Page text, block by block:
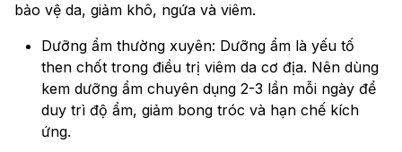
bảo vệ da, giảm khô, ngứa và viêm.
Dưỡng ẩm thường xuyên: Dưỡng ẩm là yếu tố
then chốt trong điều trị viêm da cơ địa. Nên dùng
kem dưỡng ẩm chuyên dụng 2-3 lần mỗi ngày để
duy trì độ ẩm, giảm bong tróc và hạn chế kích
ứng.